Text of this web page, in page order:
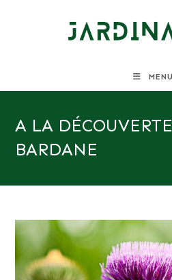
MENU
A LA
BARDANE